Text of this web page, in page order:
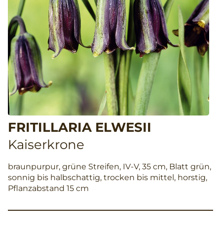
FRITILLARIA ELWESII
Kaiserkrone
braunpurpur, grüne Streifen, IV-V, 35 cm, Blatt grün,
sonnig bis halbschattig, trocken bis mittel, horstig,
Pflanzabstand 15 cm